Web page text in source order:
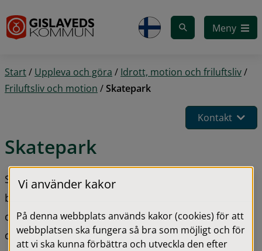
Meny
Start/ Uppleva och göra / Idrott, motion och friluftsliv/
Friluftsliv och motion /Skatepark
Kontakt
Skatepark
Skaten vid stationsparken i Smålandsstenar är en
betongpark, den har utformats med inriktning på
den så kallade streetåkningen men saknar för den
delen inte böjar och transitions.
Vi använder kakor
På denna webbplats används kakor (cookies) för att
webbplatsen ska fungera så bra som möjligt och för
att vi ska kunna förbättra och utveckla den efter